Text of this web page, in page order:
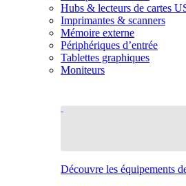
Hubs & lecteurs de cartes
Imprimantes & scanners
Mémoire externe
Périphériques d’entrée
Tablettes graphiques
Moniteurs
Découvre les équipements